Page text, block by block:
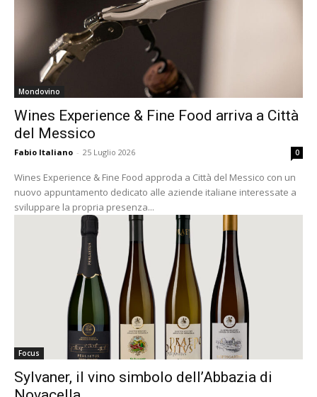
Mondovino
Wines Experience & Fine Food arriva a Città
del Messico
Fabio Italiano - 25 Luglio 2026 0
Wines Experience & Fine Food approda a Città del Messico con un
nuovo appuntamento dedicato alle aziende italiane interessate a
sviluppare la propria presenza...
Focus
Sylvaner, il vino simbolo dell’Abbazia di